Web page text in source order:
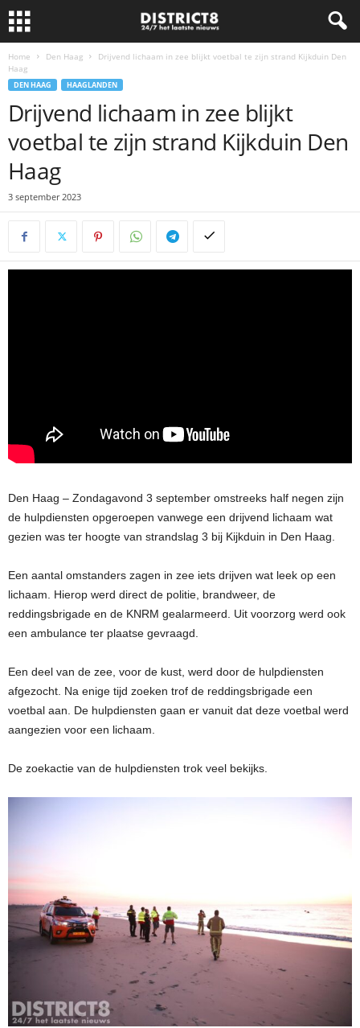
Home Den Haag
Drijvend lichaam in zee blijkt voetbal te zijn strand Kijkduin Den
Haag
DEN HAAG HAAGLANDEN
Drijvend lichaam in zee blijkt
voetbal te zijn strand Kijkduin Den
Haag
3 september 2023
Den Haag – Zondagavond 3 september omstreeks half negen zijn
de hulpdiensten opgeroepen vanwege een drijvend lichaam wat
gezien was ter hoogte van strandslag 3 bij Kijkduin in Den Haag.
Een aantal omstanders zagen in zee iets drijven wat leek op een
lichaam. Hierop werd direct de politie, brandweer, de
reddingsbrigade en de KNRM gealarmeerd. Uit voorzorg werd ook
een ambulance ter plaatse gevraagd.
Een deel van de zee, voor de kust, werd door de hulpdiensten
afgezocht. Na enige tijd zoeken trof de reddingsbrigade een
voetbal aan. De hulpdiensten gaan er vanuit dat deze voetbal werd
aangezien voor een lichaam.
De zoekactie van de hulpdiensten trok veel bekijks.